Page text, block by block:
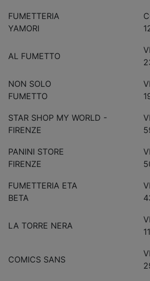
FUMETTERIA
YAMORI
AL FUMETTO
NON SOLO
FUMETTO
STAR SHOP MY WORLD -
FIRENZE
PANINI STORE
FIRENZE
FUMETTERIA ETA
BETA
LA TORRE NERA
COMICS SANS